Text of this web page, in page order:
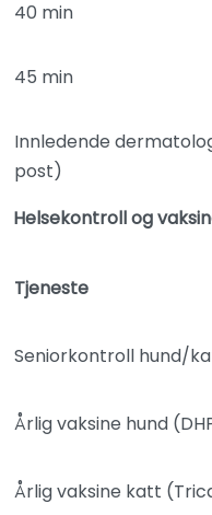
40 min
45 min
Innledende
post)
Helsekontroll og
Tjeneste
Seniorkontroll hund/
Årlig vaksine hund
Årlig vaksine katt